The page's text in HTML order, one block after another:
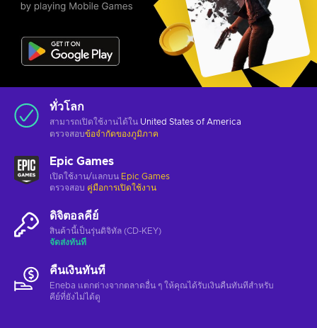
ทั่วโลก
สามารถเปิดใช้งานได้ใน United States of America
ตรวจสอบข้อจำกัดของภูมิภาค
Epic Games
เปิดใช้งาน/แลกบน Epic Games
ตรวจสอบ คู่มือการเปิดใช้งาน
ดิจิตอลคีย์
สินค้านี้เป็นรุ่นดิจิทัล (CD-KEY)
จัดส่งทันที
คืนเงินทันที
Eneba แตกต่างจากตลาดอื่น ๆ ให้คุณได้รับเงินคืนทันทีสําหรับ
คีย์ที่ยังไม่ได้ดู